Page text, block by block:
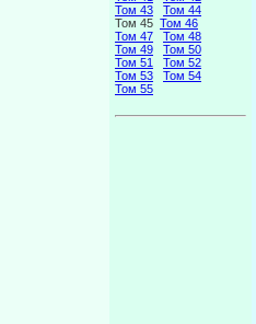
Том 43
Том 44
Том 45 Том 46
Том 47
Том 48
Том 49
Том 50
Том 51
Том 52
Том 53
Том 54
Том 55